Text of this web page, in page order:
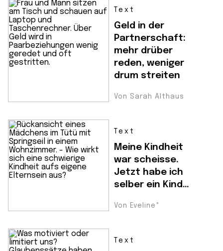
Text
Geld in der
Partnerschaft:
mehr drüber
reden, weniger
drum streiten
Von Sarah Althaus
Text
Meine Kindheit
war scheisse.
Jetzt habe ich
selber ein Kind…
Von Eveline*
Text